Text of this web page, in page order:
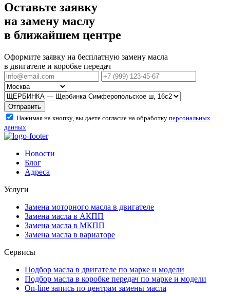
Оставьте заявку
на замену маслу
в ближайшем центре
Оформите заявку на бесплатную замену масла
в двигателе и коробке передач
Отправить
Нажимая на кнопку, вы даете согласие на обработку персональных
данных
Новости
Блог
Адреса
Услуги
Замена моторного масла в двигателе
Замена масла в АКПП
Замена масла в МКПП
Замена масла в вариаторе
Сервисы
Подбор масла в двигателе по марке и модели
Подбор масла в коробке передач по марке и модели
On-line запись по центрам замены масла